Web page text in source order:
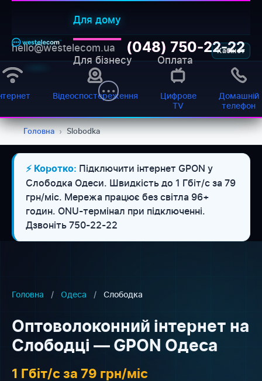
Для дому
Для бізнесу Оплата
Кабінет
hello@westelecom.ua (048) 750-22-22
Відеоспостереження
Цифрове
TV
Домашній
телефон
Головна › Slobodka
⚡ Коротко: Підключити інтернет GPON у
Слободка Одеси. Швидкість до 1 Гбіт/с за 79
грн/міс. Мережа працює без світла 96+
годин. ONU-термінал при підключенні.
Дзвоніть 750-22-22
Головна / Одеса / Слободка
Оптоволоконний інтернет на
Слободці — GPON Одеса
1 Гбіт/с за 79 грн/міс